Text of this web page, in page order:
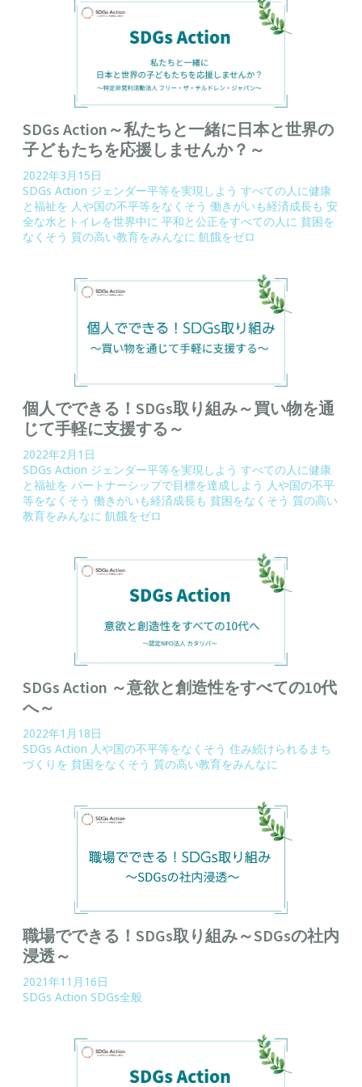
SDGs Action～私たちと一緒に日本と世界の
子どもたちを応援しませんか？～
2022年3月15日
SDGs Action ジェンダー平等を実現しよう すべての人に健康
と福祉を 人や国の不平等をなくそう 働きがいも経済成長も 安
全な水とトイレを世界中に 平和と公正をすべての人に 貧困を
なくそう 質の高い教育をみんなに 飢餓をゼロ
個人でできる！SDGs取り組み～買い物を通
じて手軽に支援する～
2022年2月1日
SDGs Action ジェンダー平等を実現しよう すべての人に健康
と福祉を パートナーシップで目標を達成しよう 人や国の不平
等をなくそう 働きがいも経済成長も 貧困をなくそう 質の高い
教育をみんなに 飢餓をゼロ
SDGs Action ～意欲と創造性をすべての10代
へ～
2022年1月18日
SDGs Action 人や国の不平等をなくそう 住み続けられるまち
づくりを 貧困をなくそう 質の高い教育をみんなに
職場でできる！SDGs取り組み～SDGsの社内
浸透～
2021年11月16日
SDGs Action SDGs全般